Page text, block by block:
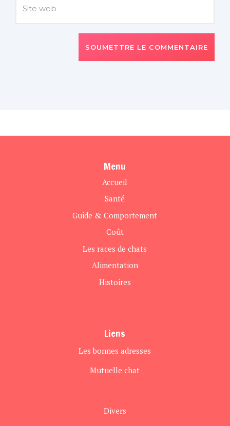
SOUMETTRE LE COMMENTAIRE
Menu
Accueil
Santé
Guide & Comportement
Coût
Les races de chats
Alimentation
Histoires
Liens
Les bonnes adresses
Mutuelle chat
Divers